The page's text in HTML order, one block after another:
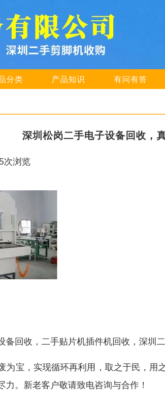
分类 产品知识 有问有答
深圳松岗二手电子设备回收，
次浏览
备回收，二手贴片机插件机回收，深圳
为宝，实现循环再利用，取之于民，
力。新老客户敬请致电咨询与合作！